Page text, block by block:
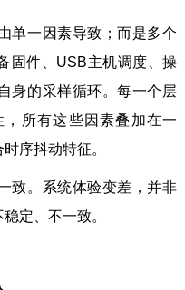
单一因素导致；而是多个
固件、USB主机调度、操
身的采样循环。每一个层
所有这些因素叠加在一
序抖动特征。
致。系统体验变差，并非
定、不一致。